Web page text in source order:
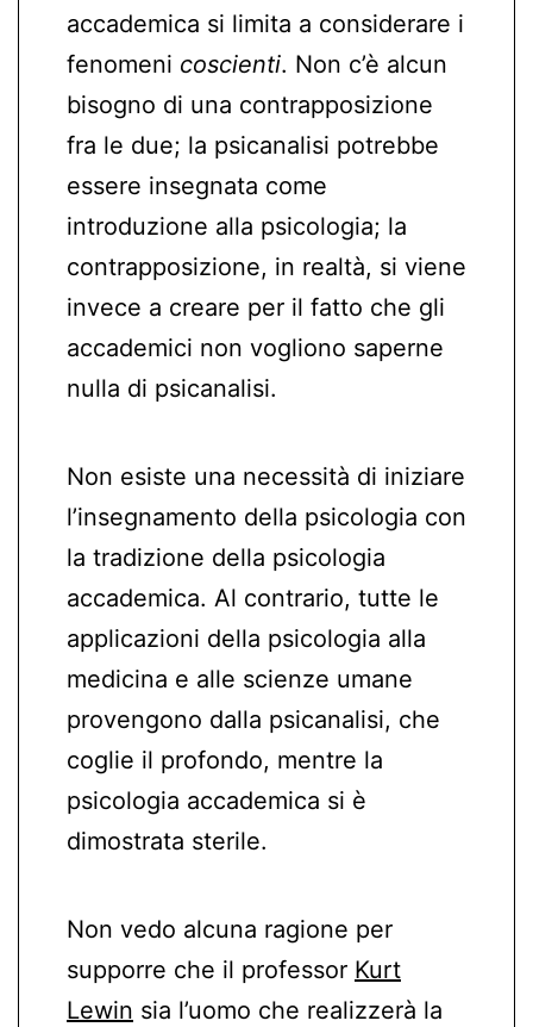
accademica si limita a considerare i
fenomeni coscienti. Non c’è alcun
bisogno di una contrapposizione
fra le due; la psicanalisi potrebbe
essere insegnata come
introduzione alla psicologia; la
contrapposizione, in realtà, si viene
invece a creare per il fatto che gli
accademici non vogliono saperne
nulla di psicanalisi.
Non esiste una necessità di iniziare
l’insegnamento della psicologia con
la tradizione della psicologia
accademica. Al contrario, tutte le
applicazioni della psicologia alla
medicina e alle scienze umane
provengono dalla psicanalisi, che
coglie il profondo, mentre la
psicologia accademica si è
dimostrata sterile.
Non vedo alcuna ragione per
supporre che il professor Kurt
Lewin sia l’uomo che realizzerà la